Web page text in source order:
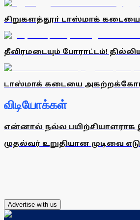
சிறுகளத்தூா் டாஸ்மாக் கடையை
தீவிரமடையும் போராட்டம்!
டாஸ்மாக் கடையை
விடியோக்கள்
என்னால் நல்ல பயிற்சியாளராக
முதல்வர் உறுதியான முடிவை
Advertise with us